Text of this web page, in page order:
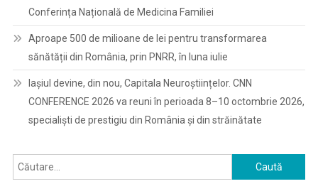
Conferința Națională de Medicina Familiei
Aproape 500 de milioane de lei pentru transformarea
sănătății din România, prin PNRR, în luna iulie
Iașiul devine, din nou, Capitala Neuroștiințelor. CNN
CONFERENCE 2026 va reuni în perioada 8–10 octombrie 2026,
specialiști de prestigiu din România și din străinătate
Caută
după: